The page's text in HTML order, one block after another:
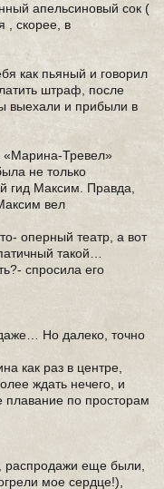
апельсиновый сок (
, скорее, в
как пьяный и говорил
штраф, после
выехали и прибыли в
«Марина-Тревел»
не только
гид Максим. Правда,
вел
оперный театр, а вот
такой…
спросила его
Но далеко, точно
как раз в центре,
ждать нечего, и
плавание по просторам
еще были,
мое сердце!),